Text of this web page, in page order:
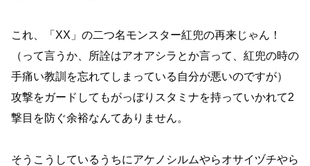
これ、「XX」の二つ名モンスター紅兜の再来じゃん！
（って言うか、所詮はアオアシラとか言って、紅兜の時の
手痛い教訓を忘れてしまっている自分が悪いのですが）
攻撃をガードしてもがっぼりスタミナを持っていかれて2
撃目を防ぐ余裕なんてありません。
そうこうしているうちにアケノシルムやらオサイヅチやら